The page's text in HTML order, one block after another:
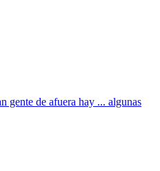
gente de afuera hay ... algunas